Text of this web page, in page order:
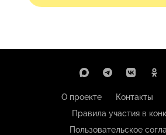
О проекте Контакты
Правила участия в
Пользовательское